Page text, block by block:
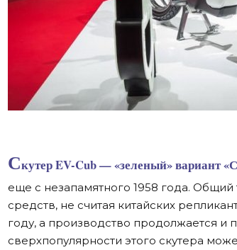
Скутер EV-Cub — «зеленый» вариант
еще с незапамятного 1958 года.
средств, не считая китайских
году, а производство продолжается и
сверхпопулярности этого скутера